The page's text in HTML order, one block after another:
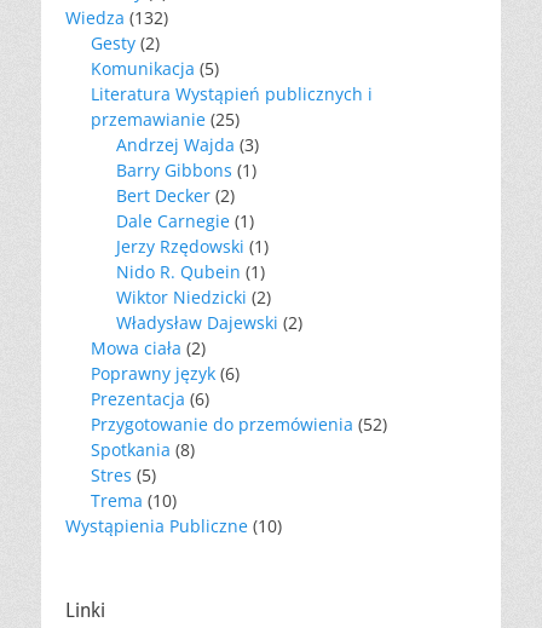
Wiedza (132)
Gesty (2)
Komunikacja (5)
Literatura Wystąpień publicznych i
przemawianie (25)
Andrzej Wajda (3)
Barry Gibbons (1)
Bert Decker (2)
Dale Carnegie (1)
Jerzy Rzędowski (1)
Nido R. Qubein (1)
Wiktor Niedzicki (2)
Władysław Dajewski (2)
Mowa ciała (2)
Poprawny język (6)
Prezentacja (6)
Przygotowanie do przemówienia (52)
Spotkania (8)
Stres (5)
Trema (10)
Wystąpienia Publiczne (10)
Linki